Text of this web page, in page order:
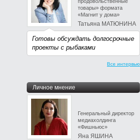
товары» формата
«Магнит у дома»
Татьяна МАТЮНИНА
Готовы обсуждать долгосрочные
проекты с рыбаками
Все интервью
Личное мнение
Генеральный директор
медиахолдинга
«Фишньюс»
Яна ЯШИНА